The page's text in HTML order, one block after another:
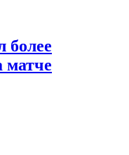
более
матче